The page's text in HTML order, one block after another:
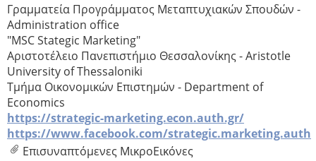
Γραμματεία Προγράμματος Μεταπτυχιακών Σπουδών -
Administration office
"MSC Stategic Marketing"
Αριστοτέλειο Πανεπιστήμιο Θεσσαλονίκης - Aristotle
University of Thessaloniki
Τμήμα Οικονομικών Επιστημών - Department of
Economics
https://strategic-marketing.econ.auth.gr/
https://www.facebook.com/strategic.marketing.auth
Επισυναπτόμενες ΜικροΕικόνες